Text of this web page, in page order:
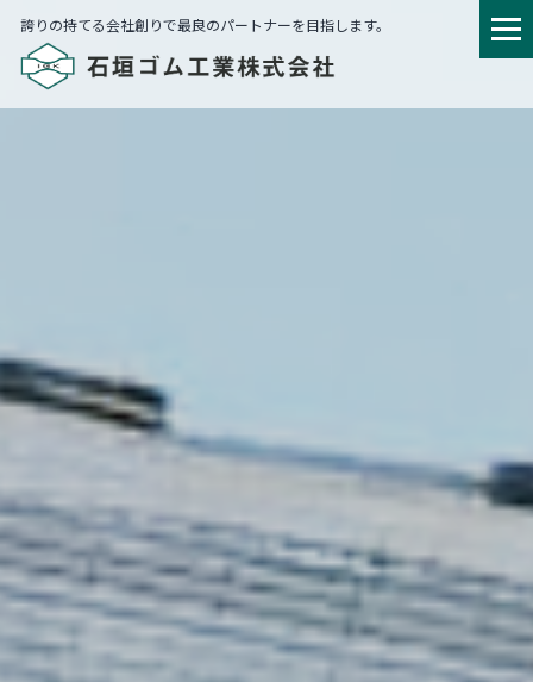
誇りの持てる会社創りで最良のパートナーを目指します。